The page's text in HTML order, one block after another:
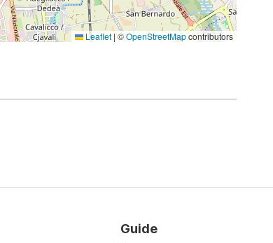
Leaflet | ©OpenStreetMapcontributors
Guide